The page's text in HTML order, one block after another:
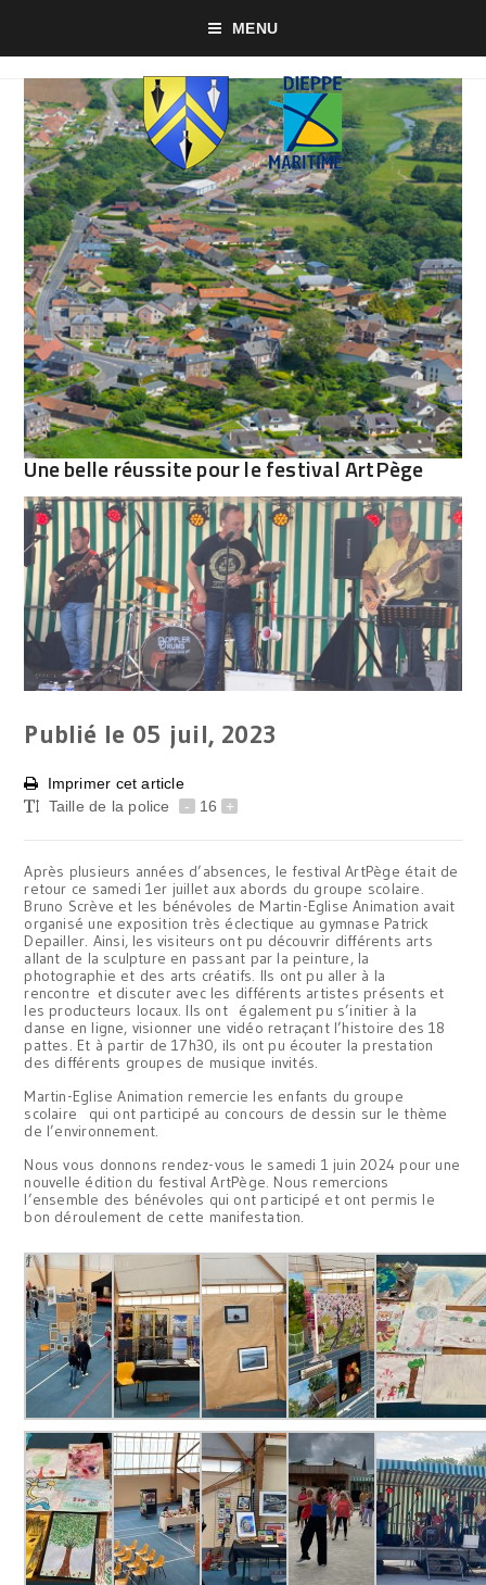
MENU
Une belle réussite pour le festival ArtPège
Publié le 05 juil, 2023
Imprimer cet article
Taille de la police
- 16 +
Après plusieurs années d’absences, le festival ArtPège était de
retour ce samedi 1er juillet aux abords du groupe scolaire.
Bruno Scrève et les bénévoles de Martin-Eglise Animation avait
organisé une exposition très éclectique au gymnase Patrick
Depailler. Ainsi, les visiteurs ont pu découvrir différents arts
allant de la sculpture en passant par la peinture, la
photographie et des arts créatifs. Ils ont pu aller à la
rencontre et discuter avec les différents artistes présents et
les producteurs locaux. Ils ont également pu s’initier à la
danse en ligne, visionner une vidéo retraçant l’histoire des 18
pattes. Et à partir de 17h30, ils ont pu écouter la prestation
des différents groupes de musique invités.
Martin-Eglise Animation remercie les enfants du groupe
scolaire qui ont participé au concours de dessin sur le thème
de l’environnement.
Nous vous donnons rendez-vous le samedi 1 juin 2024 pour une
nouvelle édition du festival ArtPège. Nous remercions
l’ensemble des bénévoles qui ont participé et ont permis le
bon déroulement de cette manifestation.